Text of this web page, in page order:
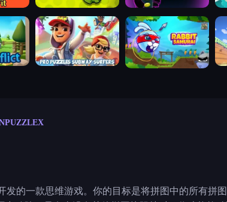
subway surfers rabbit samurai
发的一款思维游戏。你的目标是将拼图中的所有拼